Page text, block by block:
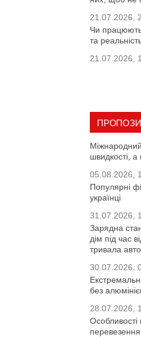
21.07.2026,
Чи працюють
та
21.07.2026,
швидкості, а
05.08.2026,
Популярні
українці
31.07.2026,
Зарядна
дім під час
тривала
30.07.2026,
без
28.07.2026,
Особливості
перевезення